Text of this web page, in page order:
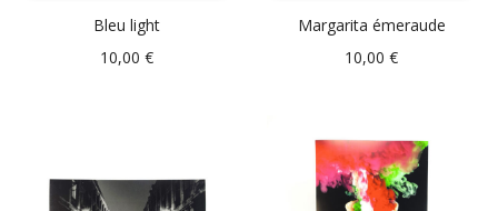
Bleu light
10,00 €
Margarita émeraude
10,00€